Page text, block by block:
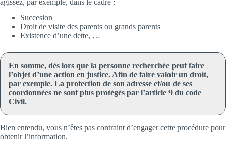
agissez, par exemple, dans le cadre :
Succesion
Droit de visite des parents ou grands parents
Existence d’une dette, …
En somme, dès lors que la personne recherchée peut faire
l’objet d’une action en justice. Afin de faire valoir un droit,
par exemple. La protection de son adresse et/ou de ses
coordonnées ne sont plus protégés par l’article 9 du code
Civil.
Bien entendu, vous n’êtes pas contraint d’engager cette procédure pour
obtenir l’information.